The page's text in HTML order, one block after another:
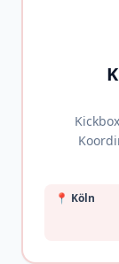
📍 Köln